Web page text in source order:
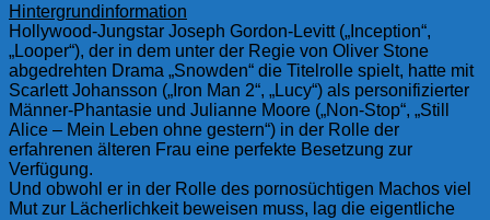
Hintergrundinformation
Hollywood-Jungstar Joseph Gordon-Levitt („Inception“,
„Looper“), der in dem unter der Regie von Oliver Stone
abgedrehten Drama „Snowden“ die Titelrolle spielt, hatte mit
Scarlett Johansson („Iron Man 2“, „Lucy“) als personifizierter
Männer-Phantasie und Julianne Moore („Non-Stop“, „Still
Alice – Mein Leben ohne gestern“) in der Rolle der
erfahrenen älteren Frau eine perfekte Besetzung zur
Verfügung.
Und obwohl er in der Rolle des pornosüchtigen Machos viel
Mut zur Lächerlichkeit beweisen muss, lag die eigentliche